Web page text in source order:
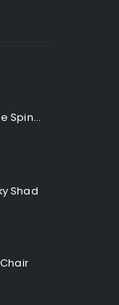
Casted SigmaX Tele Spin, 300cm, 40-80gr
Shad